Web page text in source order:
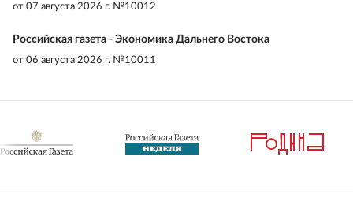
от 07 августа 2026 г. №10012
Российская газета - Экономика Дальнего Востока
от 06 августа 2026 г. №10011